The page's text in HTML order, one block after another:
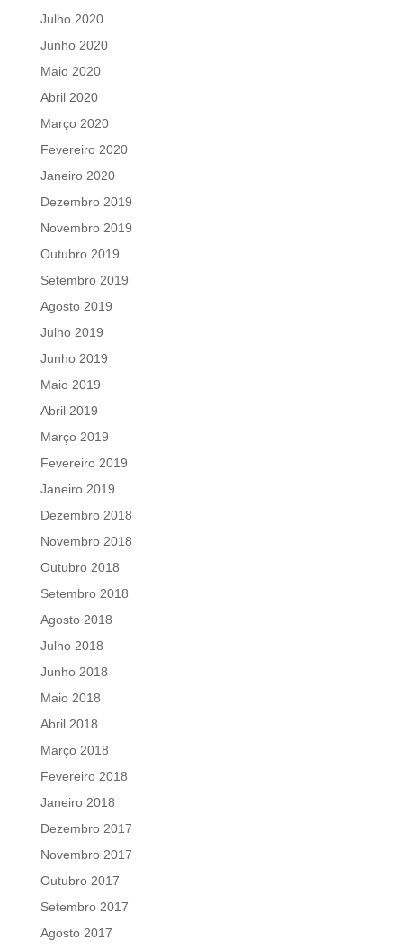
Julho 2020
Junho 2020
Maio 2020
Abril 2020
Março 2020
Fevereiro 2020
Janeiro 2020
Dezembro 2019
Novembro 2019
Outubro 2019
Setembro 2019
Agosto 2019
Julho 2019
Junho 2019
Maio 2019
Abril 2019
Março 2019
Fevereiro 2019
Janeiro 2019
Dezembro 2018
Novembro 2018
Outubro 2018
Setembro 2018
Agosto 2018
Julho 2018
Junho 2018
Maio 2018
Abril 2018
Março 2018
Fevereiro 2018
Janeiro 2018
Dezembro 2017
Novembro 2017
Outubro 2017
Setembro 2017
Agosto 2017